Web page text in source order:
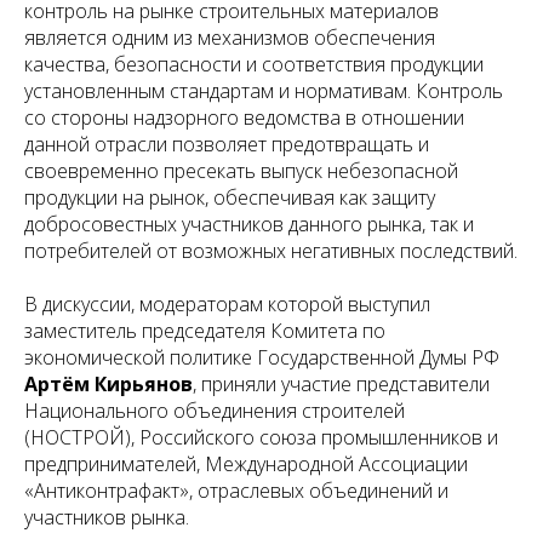
контроль на рынке строительных материалов
является одним из механизмов обеспечения
качества, безопасности и соответствия продукции
установленным стандартам и нормативам. Контроль
со стороны надзорного ведомства в отношении
данной отрасли позволяет предотвращать и
своевременно пресекать выпуск небезопасной
продукции на рынок, обеспечивая как защиту
добросовестных участников данного рынка, так и
потребителей от возможных негативных последствий.
В дискуссии, модераторам которой выступил
заместитель председателя Комитета по
экономической политике Государственной Думы РФ
Артём Кирьянов, приняли участие представители
Национального объединения строителей
(НОСТРОЙ), Российского союза промышленников и
предпринимателей, Международной Ассоциации
«Антиконтрафакт», отраслевых объединений и
участников рынка.